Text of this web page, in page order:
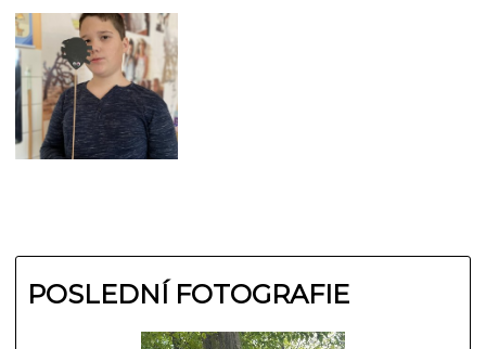
POSLEDNÍ FOTOGRAFIE